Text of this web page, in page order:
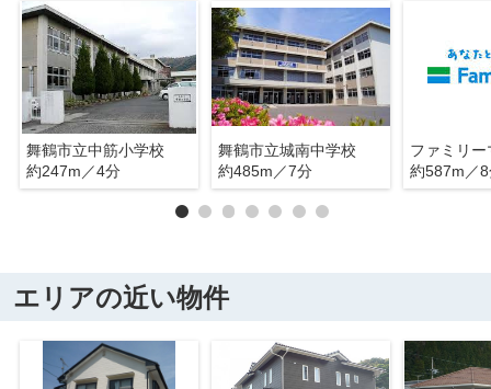
舞鶴市立中筋小学校
約247m／4分
舞鶴市立城南中学校
約485m／7分
約587m／
エリアの近い物件